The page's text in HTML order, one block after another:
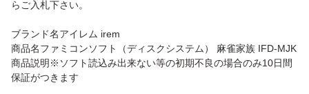
らご入札下さい。
ブランド名アイレム irem
商品名ファミコンソフト（ディスクシステム） 麻雀家族 IFD-MJK
商品説明※ソフト読込み出来ない等の初期不良の場合のみ10日間
保証がつきます